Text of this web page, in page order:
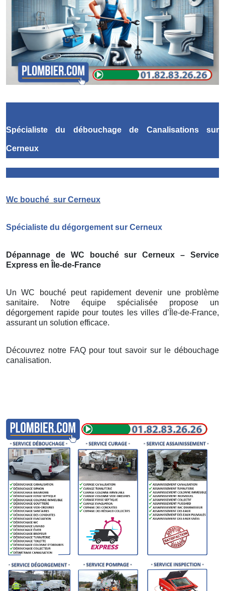
Spécialiste du débouchage de Canalisationssur
Cerneux
Wc bouché sur Cerneux
Spécialiste du dégorgement sur Cerneux
Dépannage de WC bouché sur Cerneux – Service
Express en Île-de-France
Un WC bouché peut rapidement devenir une problème
sanitaire. Notre équipe spécialisée propose un
dégorgement rapide pour toutes les villes d’Île-de-France,
assurant un solution efficace.
Découvrez notre FAQ pour tout savoir sur le débouchage
canalisation.